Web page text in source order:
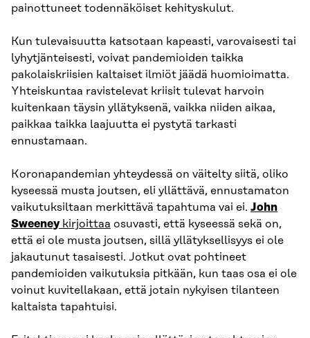
painottuneet todennäköiset kehityskulut.
Kun tulevaisuutta katsotaan kapeasti, varovaisesti tai
lyhytjänteisesti, voivat pandemioiden taikka
pakolaiskriisien kaltaiset ilmiöt jäädä huomioimatta.
Yhteiskuntaa ravistelevat kriisit tulevat harvoin
kuitenkaan täysin yllätyksenä, vaikka niiden aikaa,
paikkaa taikka laajuutta ei pystytä tarkasti
ennustamaan.
Koronapandemian yhteydessä on väitelty siitä, oliko
kyseessä musta joutsen, eli yllättävä, ennustamaton
vaikutuksiltaan merkittävä tapahtuma vai ei. John
Sweeneykirjoittaa osuvasti, että kyseessä sekä on,
että ei ole musta joutsen, sillä yllätyksellisyys ei ole
jakautunut tasaisesti. Jotkut ovat pohtineet
pandemioiden vaikutuksia pitkään, kun taas osa ei ole
voinut kuvitellakaan, että jotain nykyisen tilanteen
kaltaista tapahtuisi.